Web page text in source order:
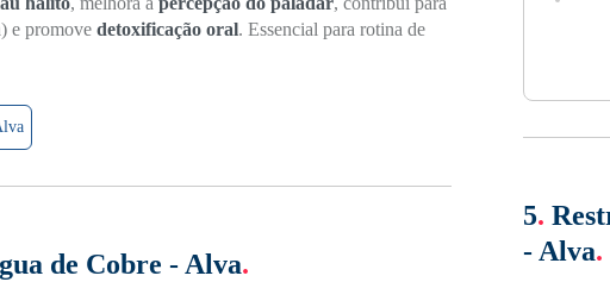
e promove detoxificação oral. Essencial para rotina de
de Cobre - Alva.
5.
- Alva.